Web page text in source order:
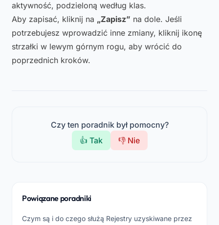
aktywność, podzieloną według klas.
Aby zapisać, kliknij na „Zapisz” na dole. Jeśli
potrzebujesz wprowadzić inne zmiany, kliknij ikonę
strzałki w lewym górnym rogu, aby wrócić do
poprzednich kroków.
Czy ten poradnik był pomocny?
👍 Tak
👎 Nie
Powiązane poradniki
Czym są i do czego służą Rejestry uzyskiwane przez